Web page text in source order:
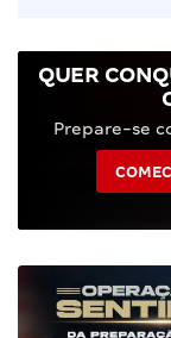
QUER
Prepare-se